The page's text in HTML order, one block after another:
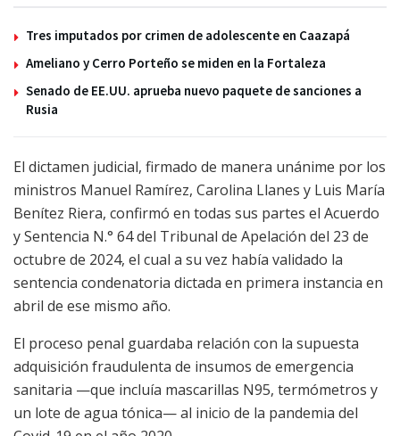
Tres imputados por crimen de adolescente en Caazapá
Ameliano y Cerro Porteño se miden en la Fortaleza
Senado de EE.UU. aprueba nuevo paquete de sanciones a
Rusia
El dictamen judicial, firmado de manera unánime por los
ministros Manuel Ramírez, Carolina Llanes y Luis María
Benítez Riera, confirmó en todas sus partes el Acuerdo
y Sentencia N.° 64 del Tribunal de Apelación del 23 de
octubre de 2024, el cual a su vez había validado la
sentencia condenatoria dictada en primera instancia en
abril de ese mismo año.
El proceso penal guardaba relación con la supuesta
adquisición fraudulenta de insumos de emergencia
sanitaria —que incluía mascarillas N95, termómetros y
un lote de agua tónica— al inicio de la pandemia del